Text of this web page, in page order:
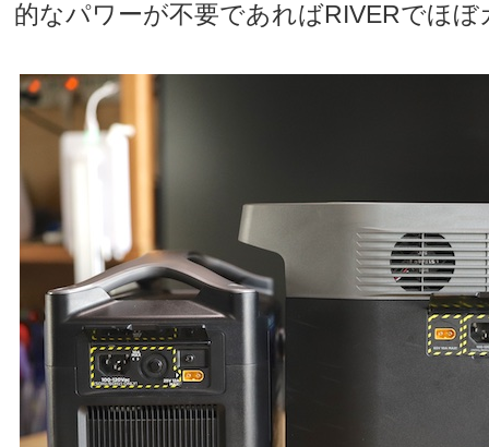
的なパワーが不要であればRIVERでほ